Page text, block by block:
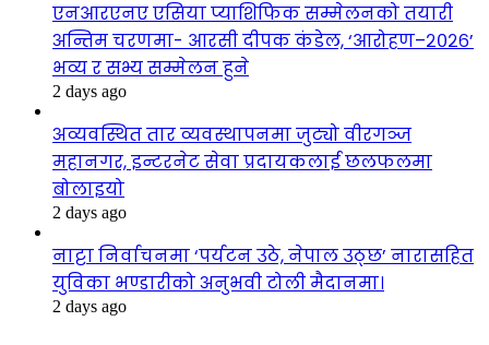
एनआरएनए एसिया प्याशिफिक सम्मेलनको तयारी
अन्तिम चरणमा- आरसी दीपक कंडेल, ‘आरोहण–२०२६’
भव्य र सभ्य सम्मेलन हुने
2 days ago
अव्यवस्थित तार व्यवस्थापनमा जुट्यो वीरगञ्ज
महानगर, इन्टरनेट सेवा प्रदायकलाई छलफलमा
बोलाइयो
2 days ago
नाट्टा निर्वाचनमा ‘पर्यटन उठे, नेपाल उठ्छ’ नारासहित
युविका भण्डारीको अनुभवी टोली मैदानमा।
2 days ago